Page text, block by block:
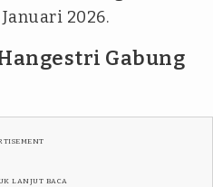
2026.
Gabung
LANJUT BACA